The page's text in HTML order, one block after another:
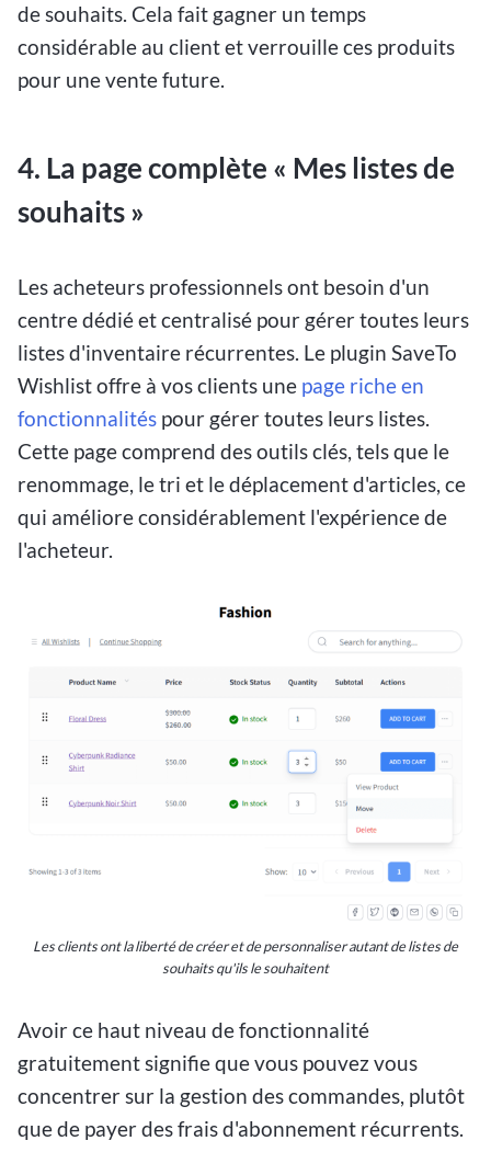
de souhaits. Cela fait gagner un temps
considérable au client et verrouille ces produits
pour une vente future.
4. La page complète « Mes listes de
souhaits »
Les acheteurs professionnels ont besoin d'un
centre dédié et centralisé pour gérer toutes leurs
listes d'inventaire récurrentes. Le plugin SaveTo
Wishlist offre à vos clients une page riche en
fonctionnalités pour gérer toutes leurs listes.
Cette page comprend des outils clés, tels que le
renommage, le tri et le déplacement d'articles, ce
qui améliore considérablement l'expérience de
l'acheteur.
Les clients ont la liberté de créer et de personnaliser autant de listes de
souhaits qu'ils le souhaitent
Avoir ce haut niveau de fonctionnalité
gratuitement signifie que vous pouvez vous
concentrer sur la gestion des commandes, plutôt
que de payer des frais d'abonnement récurrents.